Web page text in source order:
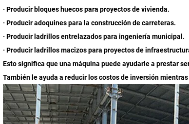
· Producir bloques huecos para proyectos de vivienda.
· Producir adoquines para la construcción de carreteras.
· Producir ladrillos entrelazados para ingeniería municipal.
· Producir ladrillos macizos para proyectos de
Esto significa que una máquina puede ayudarle a prestar
También le ayuda a reducir los costos de inversión